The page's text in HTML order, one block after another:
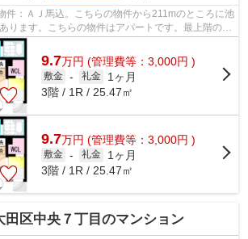
件：ＡＪ馬込。こちらの物件から211mのところに池
ります。こちらの物件はアパートです。最上階のア
お探しの方は...
9.7万円 (管理費等：3,000円 )
敷金 - 礼金
1ヶ月
3階 / 1R / 25.47㎡
9.7万円 (管理費等：3,000円 )
敷金 - 礼金
1ヶ月
3階 / 1R / 25.47㎡
田区中央７丁目のマンション